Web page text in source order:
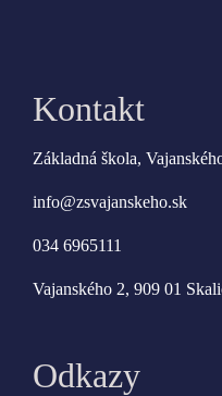
Kontakt
Základná škola,
info@zsvajanskeho.sk
034 6965111
Vajanského 2, 909 01
Odkazy